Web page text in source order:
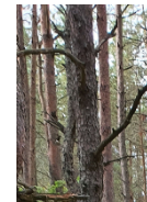
Image